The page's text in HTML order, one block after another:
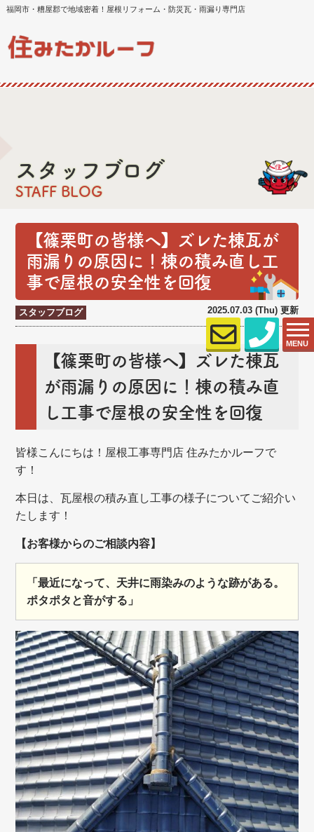
福岡市・糟屋郡で地域密着！屋根リフォーム・防災瓦・雨漏り専門店
MENU
スタッフブログ
STAFF BLOG
【篠栗町の皆様へ】ズレた棟瓦が
雨漏りの原因に！棟の積み直し工
事で屋根の安全性を回復
スタッフブログ 2025.07.03 (Thu) 更新
【篠栗町の皆様へ】ズレた棟瓦
が雨漏りの原因に！棟の積み直
し工事で屋根の安全性を回復
皆様こんにちは！屋根工事専門店 住みたかルーフで
す！
本日は、瓦屋根の積み直し工事の様子についてご紹介い
たします！
【お客様からのご相談内容】
「最近になって、天井に雨染みのような跡がある。
ポタポタと音がする」